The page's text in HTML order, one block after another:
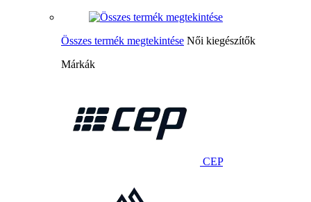
Összes termék megtekintése Női kiegészítők
Márkák
CEP